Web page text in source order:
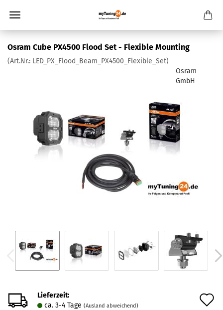
Osram Cube PX4500 Flood Set - Flexible Mounting
(Art.Nr.: LED_PX_Flood_Beam_PX4500_Flexible_Set)
Osram
GmbH
Lieferzeit:
ca. 3-4 Tage (Ausland abweichend)